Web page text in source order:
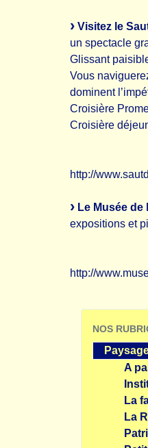
Visitez le
un spectacle
Glissant
Vous
dominent
Croisière
Croisière
http://
Le Musée
expositions et
http://
NOS
A
La
La